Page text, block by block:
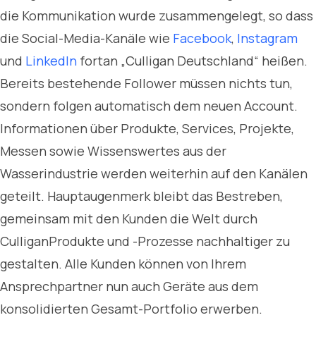
die Kommunikation wurde zusammengelegt, so dass
die Social-Media-Kanäle wie Facebook, Instagram
und LinkedIn fortan „Culligan Deutschland“ heißen.
Bereits bestehende Follower müssen nichts tun,
sondern folgen automatisch dem neuen Account.
Informationen über Produkte, Services, Projekte,
Messen sowie Wissenswertes aus der
Wasserindustrie werden weiterhin auf den Kanälen
geteilt. Hauptaugenmerk bleibt das Bestreben,
gemeinsam mit den Kunden die Welt durch
CulliganProdukte und -Prozesse nachhaltiger zu
gestalten. Alle Kunden können von Ihrem
Ansprechpartner nun auch Geräte aus dem
konsolidierten Gesamt-Portfolio erwerben.